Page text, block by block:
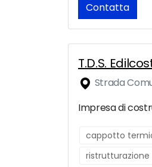
Contatta
T.D.S.
Strada
Impresa di
cappotto
ristrutturazione